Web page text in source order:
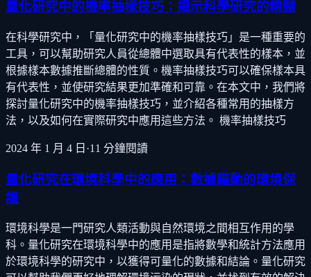
量化研究中的機率抽樣技巧：揭示科學研究的精髓
在科學研究中，「量化研究中的機率抽樣技巧」是一種重要的
工具，可以幫助研究人員從總體中選取具有代表性的樣本，並
根據樣本數據推斷總體的性質。機率抽樣技巧可以確保樣本具
有代表性，並使研究結果更加準確和可靠。在本文中，我們將
探討量化研究中的機率抽樣技巧，並介紹各種常用的抽樣方
法，以及如何在實際研究中應用這些方法。 機率抽樣技巧
2024 年 1 月 4 日 ·11 分鐘閱讀
量化研究在環境科學中的應用：數據驅動的環境保
護
環境科學是一門研究人類活動與自然環境之間相互作用的學
科。量化研究在環境科學中的應用是指將數學和統計方法應用
於環境科學的研究中，以獲得可量化的數據和結論。量化研究